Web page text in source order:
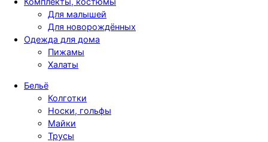
Для малышей
Для новорождённых
Одежда для дома
Пижамы
Халаты
Бельё
Колготки
Носки, гольфы
Майки
Трусы